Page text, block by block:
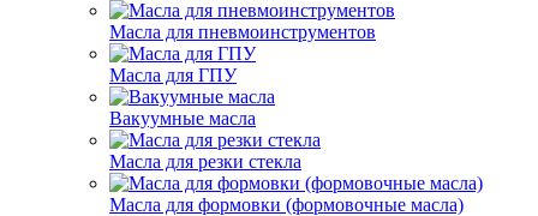
Масла для пневмоинструментов
Масла для ГПУ
Вакуумные масла
Масла для резки стекла
Масла для формовки (формовочные масла)